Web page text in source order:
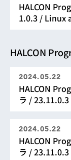
HALCON
1.0.3 / Linux
HALCON
2024.05.22
HALCON
ラ /
2024.05.22
HALCON
ラ /